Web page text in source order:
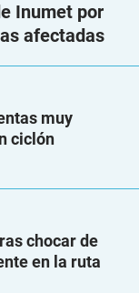
Inumet por
afectadas
muy
ciclón
chocar de
en la ruta